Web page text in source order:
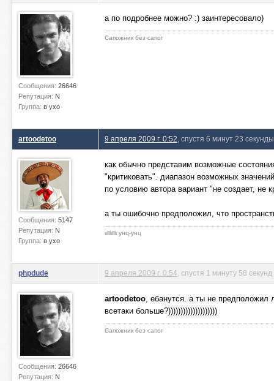
Сообщения: 26646
Репутация: N
Группа: в ухо
а по подробнее можно? :) заинтересовало)
Сапожник без сапог
artoodetoo
Сообщения: 5147
Репутация: N
Группа: в ухо
9 апреля 2009 г. 0:52 , спустя 6 минут 23 секунды
как обычно представим возможные
"критиковать". диапазон возможных
по условию автора вариант "не создает, не
а ты ошибочно предположил, что
ιιlllιlllι унц-унц
phpdude
Сообщения: 26646
Репутация: N
9 апреля 2009 г. 0:54 , спустя 1 минуту 58 секунд
artoodetoo, ебанутся. а ты не предположил
всетаки больше?))))))))))))))))))))
Сапожник без сапог